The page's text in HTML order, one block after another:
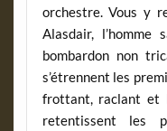
orchestre. Vous y
Alasdair,
bombardon non
s’étrennent les
frottant, raclant et
retentissent les